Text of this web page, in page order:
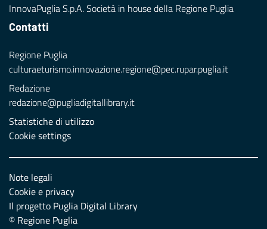
InnovaPuglia S.p.A. Società in house della Regione Puglia
Contatti
Regione Puglia
culturaeturismo.innovazione.regione@pec.rupar.puglia.it
Redazione
redazione@pugliadigitallibrary.it
Statistiche di utilizzo
Cookie settings
Note legali
Cookie e privacy
Il progetto Puglia Digital Library
© Regione Puglia